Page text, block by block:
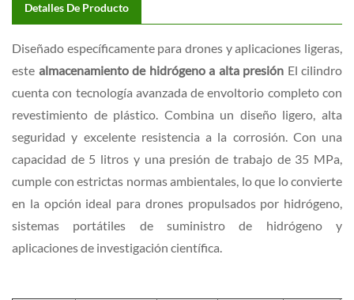
Detalles De Producto
Diseñado específicamente para drones y aplicaciones ligeras,
este almacenamiento de hidrógeno a alta presión El cilindro
cuenta con tecnología avanzada de envoltorio completo con
revestimiento de plástico. Combina un diseño ligero, alta
seguridad y excelente resistencia a la corrosión. Con una
capacidad de 5 litros y una presión de trabajo de 35 MPa,
cumple con estrictas normas ambientales, lo que lo convierte
en la opción ideal para drones propulsados ​​por hidrógeno,
sistemas portátiles de suministro de hidrógeno y
aplicaciones de investigación científica.